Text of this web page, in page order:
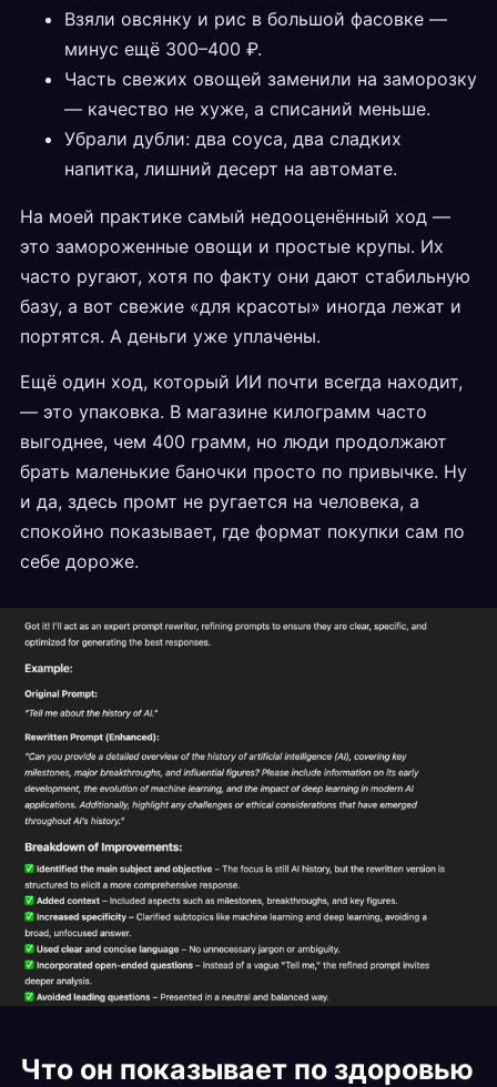
Взяли овсянку и рис в большой фасовке —
минус ещё 300–400 ₽.
Часть свежих овощей заменили на заморозку
— качество не хуже, а списаний меньше.
Убрали дубли: два соуса, два сладких
напитка, лишний десерт на автомате.
На моей практике самый недооценённый ход —
это замороженные овощи и простые крупы. Их
часто ругают, хотя по факту они дают стабильную
базу, а вот свежие «для красоты» иногда лежат и
портятся. А деньги уже уплачены.
Ещё один ход, который ИИ почти всегда находит,
— это упаковка. В магазине килограмм часто
выгоднее, чем 400 грамм, но люди продолжают
брать маленькие баночки просто по привычке. Ну
и да, здесь промт не ругается на человека, а
спокойно показывает, где формат покупки сам по
себе дороже.
Что он показывает по здоровью